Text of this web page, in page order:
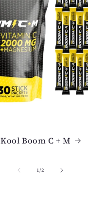
Kool Boom C + M
1/de
2